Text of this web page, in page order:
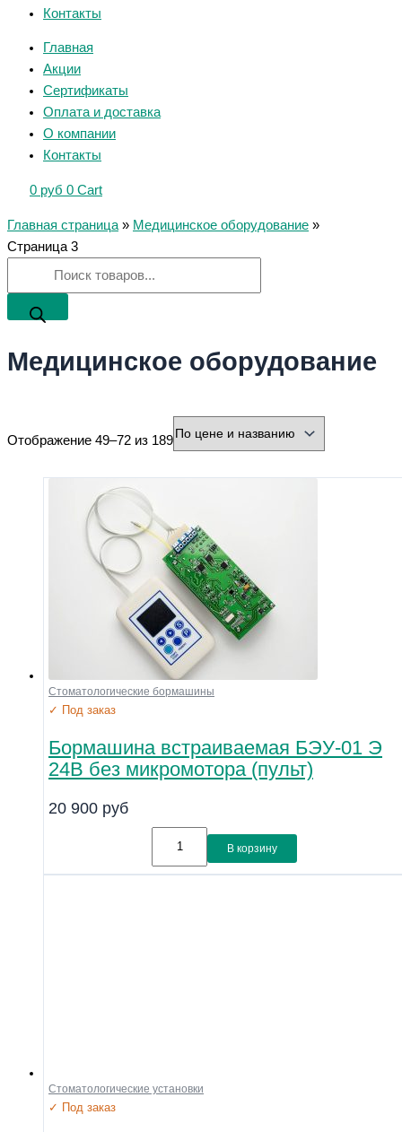
Контакты
Главная
Акции
Сертификаты
Оплата и доставка
О компании
Контакты
0 руб 0 Cart
Главная страница » Медицинское оборудование »
Страница 3
Медицинское оборудование
максимальная цена
Бренд
Производитель
Зернистость
Диаметр хвостовика (мм)
Напряжение
Материал
Отображение 49–72 из 189
Стоматологические бормашины
✓ Под заказ
Бормашина встраиваемая БЭУ-01 Э
24В без микромотора (пульт)
20 900 руб
В корзину
Стоматологические установки
✓ Под заказ